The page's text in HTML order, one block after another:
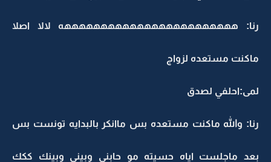
رنا: ههههههههههههههههههههههههه لالا اصلا
ماكنت مستعده لزواج
لمى:احلفي لصدق
رنا: والله ماكنت مستعده بس ماانكر بالبدايه تونست بس
بعد ماجلست اياه حسيته مو حابني وبيني وبينك ككك